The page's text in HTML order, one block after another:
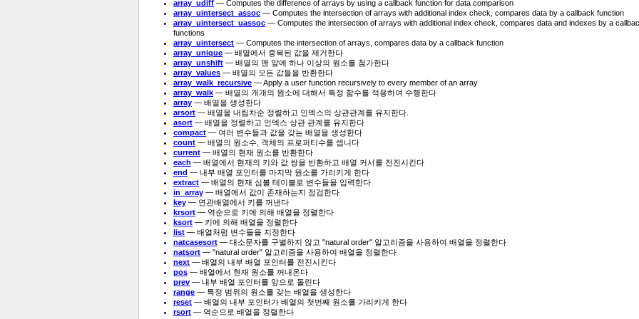
array_udiff — Computes the difference of arrays by using a callback function for data comparison
array_uintersect_assoc — Computes the intersection of arrays with additional index check, compares data by a callback function
array_uintersect_uassoc — Computes the intersection of arrays with additional index check, compares data and indexes by a
functions
array_uintersect — Computes the intersection of arrays, compares data by a callback function
array_unique — 배열에서 중복된 값을 제거한다
array_unshift — 배열의 맨 앞에 하나 이상의 원소를 첨가한다
array_values — 배열의 모든 값들을 반환한다
array_walk_recursive — Apply a user function recursively to every member of an array
array_walk — 배열의 개개의 원소에 대해서 특정 함수를 적용하여 수행한다
array — 배열을 생성한다
arsort — 배열을 내림차순 정렬하고 인덱스의 상관관계를 유지한다.
asort — 배열을 정렬하고 인덱스 상관 관계를 유지한다
compact — 여러 변수들과 값을 갖는 배열을 생성한다
count — 배열의 원소수, 객체의 프로퍼티수를 셉니다
current — 배열의 현재 원소를 반환한다
each — 배열에서 현재의 키와 값 쌍을 반환하고 배열 커서를 전진시킨다
end — 내부 배열 포인터를 마지막 원소를 가리키게 한다
extract — 배열의 현재 심볼 테이블로 변수들을 입력한다
in_array — 배열에서 값이 존재하는지 점검한다
key — 연관배열에서 키를 꺼낸다
krsort — 역순으로 키에 의해 배열을 정렬한다
ksort — 키에 의해 배열을 정렬한다
list — 배열처럼 변수들을 지정한다
natcasesort — 대소문자를 구별하지 않고 "natural order" 알고리즘을 사용하여 배열을 정렬한다
natsort — "natural order" 알고리즘을 사용하여 배열을 정렬한다
next — 배열의 내부 배열 포인터를 전진시킨다
pos — 배열에서 현재 원소를 꺼내온다
prev — 내부 배열 포인터를 앞으로 돌린다
range — 특정 범위의 원소를 갖는 배열을 생성한다
reset — 배열의 내부 포인터가 배열의 첫번째 원소를 가리키게 한다
rsort — 역순으로 배열을 정렬한다